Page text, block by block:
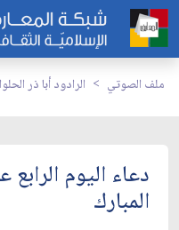
ملف الصوتي الرادود أبا ذر
دعاء اليوم
المبارك